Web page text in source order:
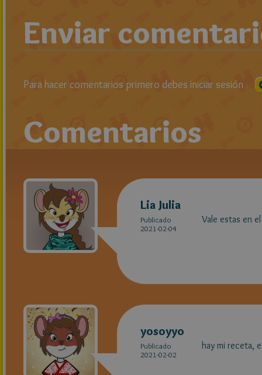
Enviar
Para hacer comentarios primero debes iniciar sesión
Comentarios
Lia Julia
Publicado
2021-02-04
Vale estas en
yosoyyo
Publicado
2021-02-02
hay mi receta,